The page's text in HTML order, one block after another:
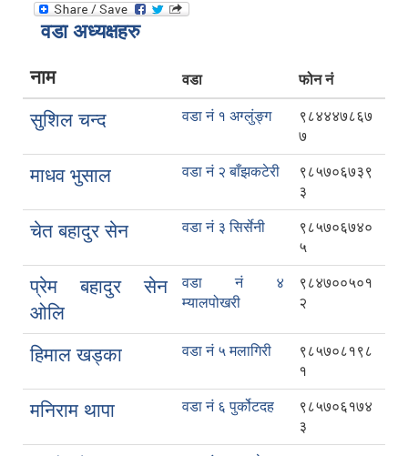
वडा अध्यक्षहरु
नाम वडा फोन नं
सुशिल चन्द वडा नं १ अग्लुंङ्ग
९८४४४७८६७
७
माधव भुसाल वडा नं २ बाँझकटेरी
९८५७०६७३९
३
चेत बहादुर सेन वडा नं ३ सिर्सेनी
९८५७०६७४०
५
प्रेम बहादुर सेन
ओलि
वडा नं ४
म्यालपोखरी
९८४७००५०१
२
हिमाल खड्का वडा नं ५ मलागिरी
९८५७०८१९८
१
मनिराम थापा वडा नं ६ पुर्कोटदह
९८५७०६१७४
३